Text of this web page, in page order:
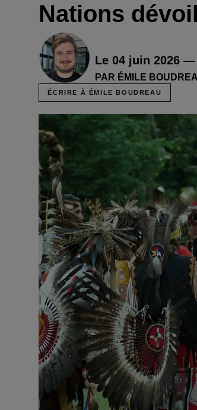
Nations
Le 04 juin 2026
PAR ÉMILE
ÉCRIRE À ÉMILE BOUDREAU